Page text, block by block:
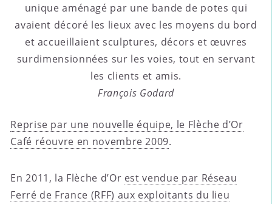
unique aménagé par une bande de potes qui
avaient décoré les lieux avec les moyens du bord
et accueillaient sculptures, décors et œuvres
surdimensionnées sur les voies, tout en servant
les clients et amis.
François Godard
Reprise par une nouvelle équipe, le Flèche d’Or
Café réouvre en novembre 2009.
En 2011, la Flèche d’Or est vendue par Réseau
Ferré de France (RFF) aux exploitants du lieu